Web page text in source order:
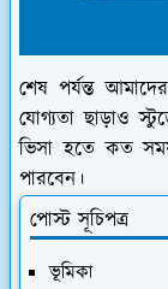
শেষ পর্যন্ত
যোগ্যতা ছাড়াও
ভিসা হতে কত
পারবেন।
পোস্ট সূচিপত্র
ভূমিকা